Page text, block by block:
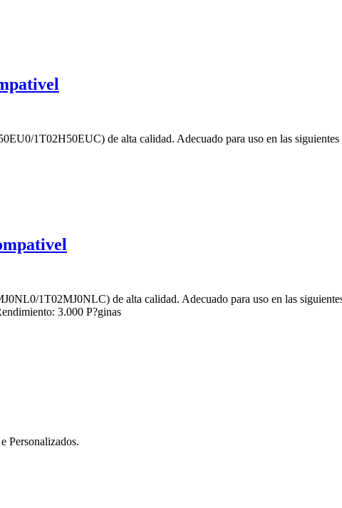
1T02H50EUC) de alta calidad. Adecuado para uso en las
1T02MJ0NLC) de alta calidad. Adecuado para uso en las
3.000 P?ginas
Personalizados.